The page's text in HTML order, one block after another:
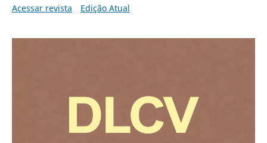
Acessar revista
Edição Atual